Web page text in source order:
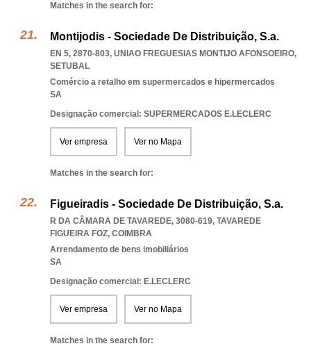
Matches in the search for:
Montijodis - Sociedade De Distribuição, S.a.
EN 5, 2870-803, UNIAO FREGUESIAS MONTIJO AFONSOEIRO,
SETUBAL
Comércio a retalho em supermercados e hipermercados
SA
Designação comercial: SUPERMERCADOS E.LECLERC
Ver empresa Ver no Mapa
Matches in the search for:
Figueiradis - Sociedade De Distribuição, S.a.
R DA CÂMARA DE TAVAREDE, 3080-619, TAVAREDE
FIGUEIRA FOZ, COIMBRA
Arrendamento de bens imobiliários
SA
Designação comercial: E.LECLERC
Ver empresa Ver no Mapa
Matches in the search for: